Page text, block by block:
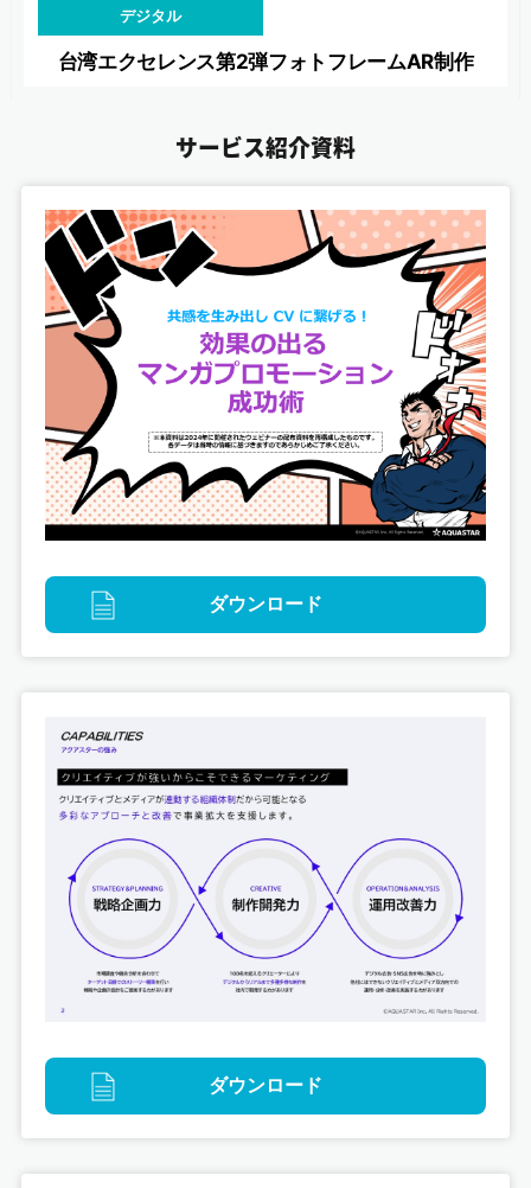
デジタル
台湾エクセレンス第2弾フォトフレームAR制作
デジタル
愛知万博20周年記念事業 デジタルスタンプラリー
デジタル
ブランディング
OSAKA熱交めいつ 公式サイト制作
サービス紹介資料
ダウンロード
ダウンロード